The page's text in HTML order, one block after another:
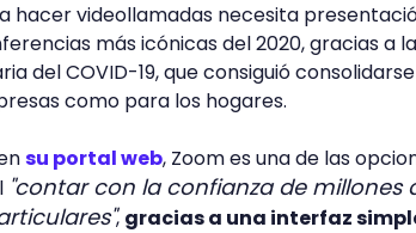
hacer videollamadas necesita
más icónicas del 2020, gracias a
del COVID-19, que consiguió
como para los hogares.
su portal web, Zoom es una de las
"contar con la confianza de millones
, gracias a una interfaz